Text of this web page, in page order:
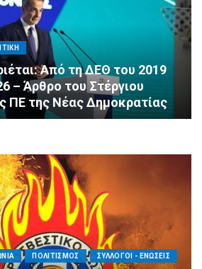
σύνορα: 1.500
για τους πυροσβέστες στα
Α’ Αθηνών ΝΔ και τη 2η
- ΑΡΧΟΝΤΑΡΙΚΙ ΠΟΛΙΤΙΣΜΟΣ